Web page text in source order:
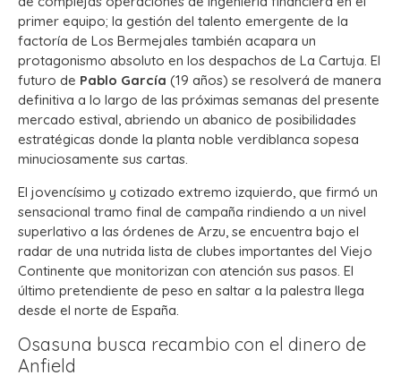
primer equipo; la gestión del talento emergente de la
factoría de Los Bermejales también acapara un
protagonismo absoluto en los despachos de La Cartuja. El
futuro de Pablo García (19 años) se resolverá de manera
definitiva a lo largo de las próximas semanas del presente
mercado estival, abriendo un abanico de posibilidades
estratégicas donde la planta noble verdiblanca sopesa
minuciosamente sus cartas.
El jovencísimo y cotizado extremo izquierdo, que firmó un
sensacional tramo final de campaña rindiendo a un nivel
superlativo a las órdenes de Arzu, se encuentra bajo el
radar de una nutrida lista de clubes importantes del Viejo
Continente que monitorizan con atención sus pasos. El
último pretendiente de peso en saltar a la palestra llega
desde el norte de España.
Osasuna busca recambio con el dinero de
Anfield